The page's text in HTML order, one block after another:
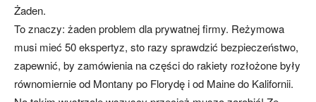
Żaden.
To znaczy: żaden problem dla prywatnej firmy. Reżymowa
musi mieć 50 ekspertyz, sto razy sprawdzić bezpieczeństwo,
zapewnić, by zamówienia na części do rakiety rozłożone były
równomiernie od Montany po Florydę i od Maine do Kalifornii.